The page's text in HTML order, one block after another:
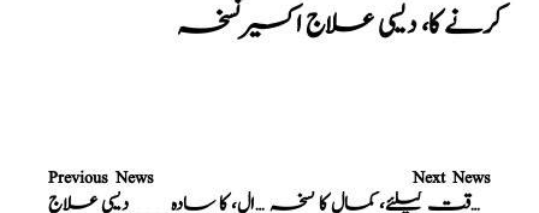
کرنے کا، دیسی علاج اکسیر نسخہ
Previous News
قوت باہ ،اور سرعت انزال، کا سادہ ____دیسی علاج
Next News
برداشت سے باہر نہ سنبھالی جانے والی، مردانہ طاقت کیلئے، کمال کا نسخہ